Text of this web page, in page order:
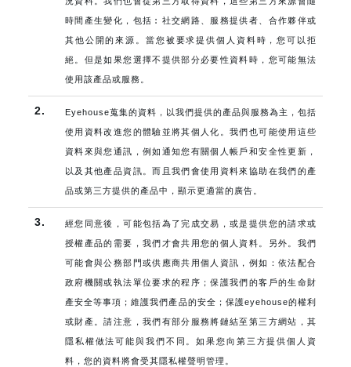
時間產生變化，包括︰社交網路、服務提供者、合作夥伴或
其他公開的來源。當您被要求提供個人資料時，您可以拒
絕。但是如果您選擇不提供部分必要性資料時，您可能無法
使用該產品或服務。
2. Eyehouse蒐集的資料，以我們提供的產品與服務為主，包括
使用資料改進您的體驗並將其個人化。我們也可能使用這些
資料來與您通訊，例如通知您有關個人帳戶和安全性更新，
以及其他產品資訊。而且我們會使用資料來協助在我們的產
品或第三方提供的產品中，顯示更適當的廣告。
3. 經您同意後，可能包括為了完成交易，或是提供您的請求或
授權產品的需要，我們才會共用您的個人資料。另外。我們
可能會與公務部門或供應商共用個人資訊，例如：依法配合
政府機關或執法單位要求的程序；保護我們的客戶的生命財
產安全等事項；維護我們產品的安全；保護eyehouse的權利
或財產。請注意，我們有部分服務將鏈結至第三方網站，其
隱私權做法可能與我們不同。如果您向第三方提供個人資
料，您的資料將會受其隱私權聲明管理。